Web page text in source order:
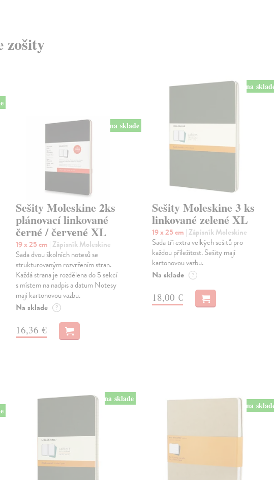
zošity
na sklade
Sešity Moleskine 2ks
plánovací linkované
černé / červené XL
19 x 25 cm | Zápisník Moleskine
Sada dvou školních notesů se
strukturovaným rozvržením stran.
Každá strana je rozdělena do 5 sekcí
s místem na nadpis a datum Notesy
mají kartonovou vazbu.
Na sklade ?
16,36 €
na
Sešity Moleskine 3 ks
linkované zelené XL
19 x 25 cm | Zápisník Moleskine
Sada tří extra velkých sešitů pro
každou příležitost. Sešity mají
kartonovou vazbu.
Na sklade ?
18,00 €
na sklade
na